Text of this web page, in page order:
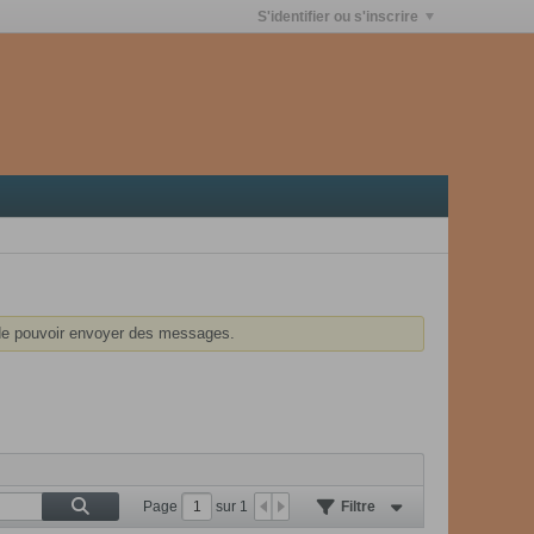
S'identifier ou s'inscrire
pouvoir envoyer des messages.
Page sur 1 Filtre